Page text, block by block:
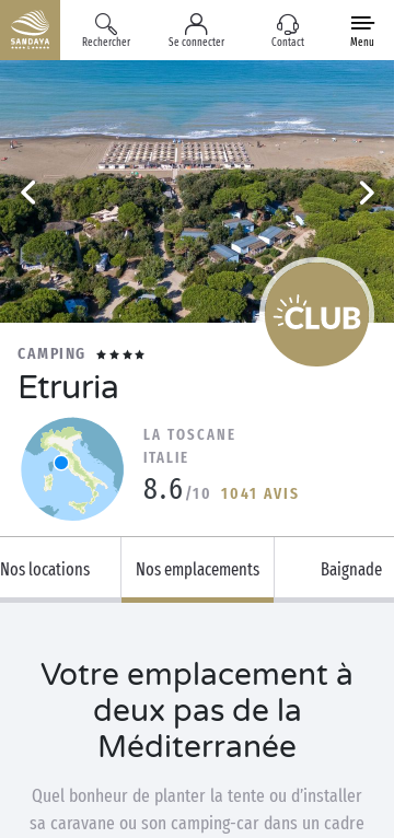
Rechercher Se connecter Contact Menu
CAMPING
Etruria
LA TOSCANE
ITALIE
8.6 /10 1041 AVIS
Nos locations Nos emplacements Baignade
Votre emplacement à
deux pas de la
Méditerranée
Quel bonheur de planter la tente ou d’installer
sa caravane ou son camping-car dans un cadre